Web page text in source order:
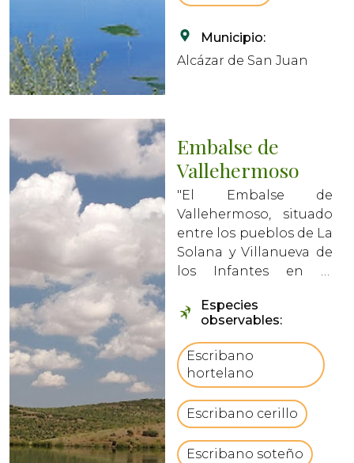
Municipio:
Alcázar de San Juan
Embalse de
Vallehermoso
"El Embalse de
Vallehermoso, situado
entre los pueblos de La
Solana y Villanueva de
los Infantes en la
Real, es una presa
rodeada por las sierras
de Vallehermoso. Este
embalse es alimentado
por el río Azuer, un
afluente del Rio
Guadian...
Especies
observables:
Escribano
hortelano
Escribano cerillo
Escribano soteño